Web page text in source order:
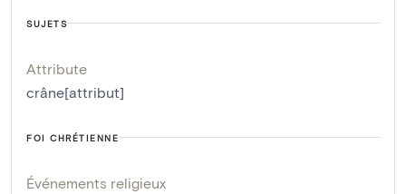
SUJETS
Attribute
crâne[attribut]
FOI CHRÉTIENNE
Événements religieux